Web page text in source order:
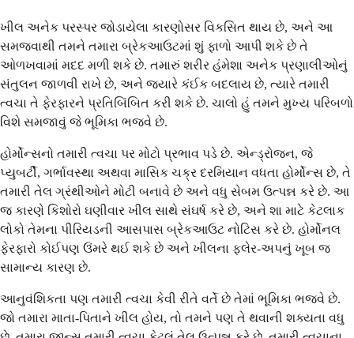
ખીલ અનેક પરસ્પર જોડાયેલા કારણોસર વિકસિત થાય છે, અને આ
સમજવાથી તમને તમારા બ્રેકઆઉટમાં શું ફાળો આપી શકે છે તે
ઓળખવામાં મદદ મળી શકે છે. તમારું શરીર હંમેશા અનેક પ્રણાલીઓનું
સંતુલન જાળવી રાખે છે, અને જ્યારે કંઈક બદલાય છે, ત્યારે તમારી
ત્વચા તે ફેરફારને પ્રતિબિંબિત કરી શકે છે. ચાલો હું તમને મુખ્ય પરિબળો
વિશે સમજાવું જે ભૂમિકા ભજવે છે.
હોર્મોન્સનો તમારી ત્વચા પર મોટો પ્રભાવ પડે છે. એન્ડ્રોજન, જે
પ્યુબર્ટી, ગર્ભાવસ્થા અથવા માસિક ચક્ર દરમિયાન વધતા હોર્મોન્સ છે, તે
તમારી તેલ ગ્રંથીઓને મોટી બનાવે છે અને વધુ સેબમ ઉત્પન્ન કરે છે. આ
જ કારણે કિશોરો ઘણીવાર ખીલ સાથે સંઘર્ષ કરે છે, અને શા માટે કેટલાક
લોકો તેમના પીરિયડની આસપાસ બ્રેકઆઉટ નોટિસ કરે છે. હોર્મોનલ
ફેરફારો કોઈપણ ઉંમરે થઈ શકે છે અને ખીલના ફ્લેર-અપનું ખૂબ જ
સામાન્ય કારણ છે.
આનુવંશિકતા પણ તમારી ત્વચા કેવી રીતે વર્તે છે તેમાં ભૂમિકા ભજવે છે.
જો તમારા માતા-પિતાને ખીલ હોય, તો તમને પણ તે થવાની શક્યતા વધુ